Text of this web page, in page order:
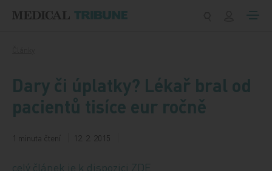
Dary či úplatky? Lékař bral od
pacientů tisíce eur ročně
1 minuta čtení 12. 2. 2015
celý článek je k dispozici ZDE